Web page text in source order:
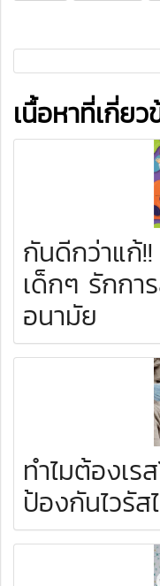
เนื้อหาที่เกี่ย
กันดีกว่าแก้
เด็กๆ รักกา
อนามัย
ทำไมต้องเร
ป้องกันไวรั